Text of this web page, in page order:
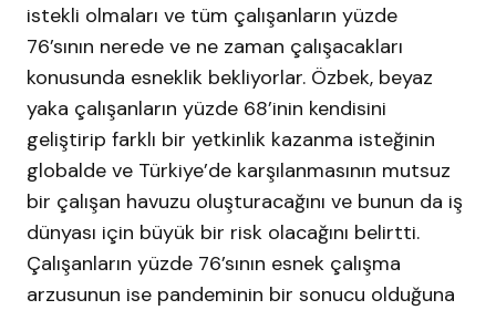
istekli olmaları ve tüm çalışanların yüzde
76’sının nerede ve ne zaman çalışacakları
konusunda esneklik bekliyorlar. Özbek, beyaz
yaka çalışanların yüzde 68’inin kendisini
geliştirip farklı bir yetkinlik kazanma isteğinin
globalde ve Türkiye’de karşılanmasının mutsuz
bir çalışan havuzu oluşturacağını ve bunun da iş
dünyası için büyük bir risk olacağını belirtti.
Çalışanların yüzde 76’sının esnek çalışma
arzusunun ise pandeminin bir sonucu olduğuna